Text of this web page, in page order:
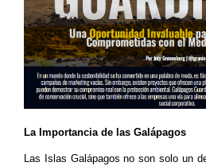
La Importancia de las Galápagos
Las Islas Galápagos no son solo un